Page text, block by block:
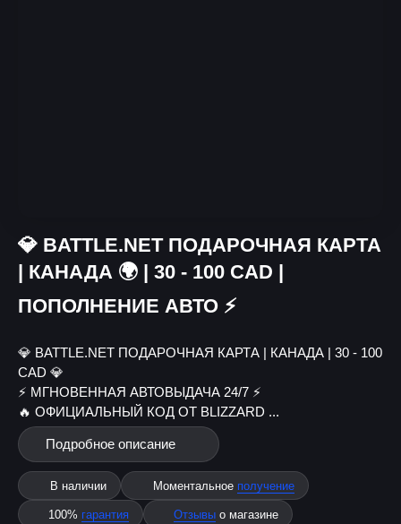
💎 BATTLE.NET ПОДАРОЧНАЯ КАРТА
| КАНАДА 🌍 | 30 - 100 CAD |
ПОПОЛНЕНИЕ АВТО ⚡
💎 BATTLE.NET ПОДАРОЧНАЯ КАРТА | КАНАДА | 30 - 100
CAD 💎
⚡️ МГНОВЕННАЯ АВТОВЫДАЧА 24/7 ⚡️
🔥 ОФИЦИАЛЬНЫЙ КОД ОТ BLIZZARD ...
Подробное описание
В наличии Моментальное получение
100% гарантия Отзывы о магазине